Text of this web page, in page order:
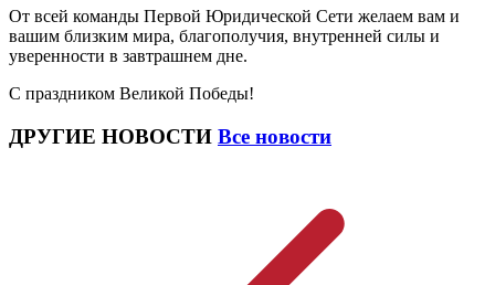
От всей команды Первой Юридической Сети желаем вам и
вашим близким мира, благополучия, внутренней силы и
уверенности в завтрашнем дне.
С праздником Великой Победы!
ДРУГИЕ НОВОСТИ Все новости